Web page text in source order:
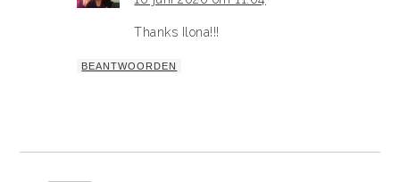
Thanks Ilona!!!
BEANTWOORDEN